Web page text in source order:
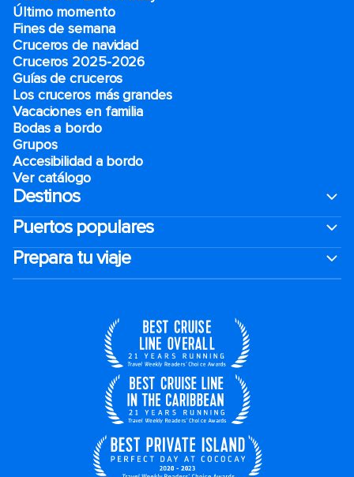
Último momento
Fines de semana
Cruceros de navidad
Cruceros 2025-2026
Guías de cruceros
Los cruceros más grandes
Vacaciones en familia
Bodas a bordo
Grupos
Accesibilidad a bordo
Ver catálogo
Destinos
Puertos populares
Prepara tu viaje